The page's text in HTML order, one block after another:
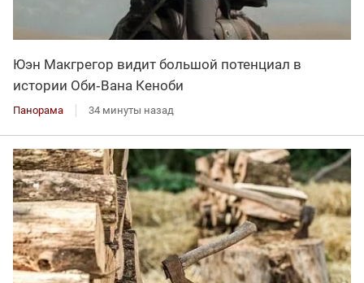
Юэн Макгрегор видит большой потенциал в
истории Оби‑Вана Кеноби
Панорама 34 минуты назад